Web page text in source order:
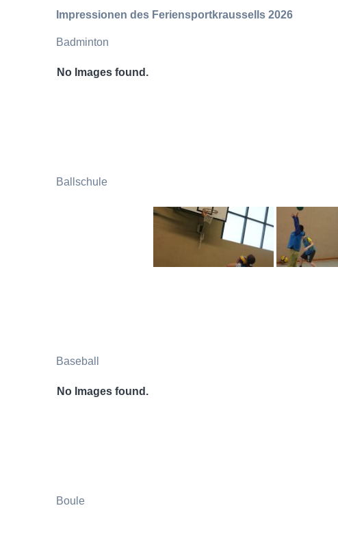
Impressionen des Feriensportkraussells 2026
Badminton
No Images found.
Ballschule
Baseball
No Images found.
Boule